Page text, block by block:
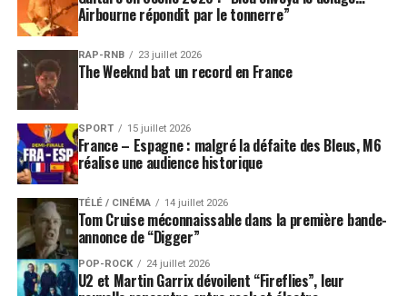
Airbourne répondit par le tonnerre”
RAP-RNB 23 juillet 2026
The Weeknd bat un record en France
SPORT 15 juillet 2026
France – Espagne : malgré la défaite des Bleus, M6
réalise une audience historique
TÉLÉ / CINÉMA 14 juillet 2026
Tom Cruise méconnaissable dans la première bande-
annonce de “Digger”
POP-ROCK 24 juillet 2026
U2 et Martin Garrix dévoilent “Fireflies”, leur